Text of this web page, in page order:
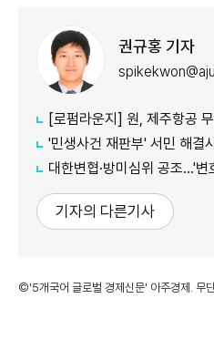
권규홍 기자
[로펌라운지] 원, 제주항공 무안공항 참사 유
'민생사건 재판부' 서민 해결사 되나...전
대한변협·방미심위 공조…'변호사 사
기자의 다른기사
©'5개국어 글로벌 경제신문' 아주경제. 무